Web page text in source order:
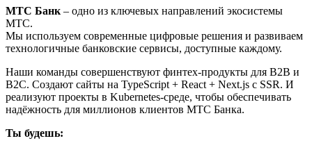
МТС Банк – одно из ключевых направлений экосистемы
МТС.
Мы используем современные цифровые решения и развиваем
технологичные банковские сервисы, доступные каждому.
Наши команды совершенствуют финтех-продукты для В2В и
В2С. Создают сайты на TypeScript + React + Next.js с SSR. И
реализуют проекты в Kubernetes-среде, чтобы обеспечивать
надёжность для миллионов клиентов МТС Банка.
Ты будешь: